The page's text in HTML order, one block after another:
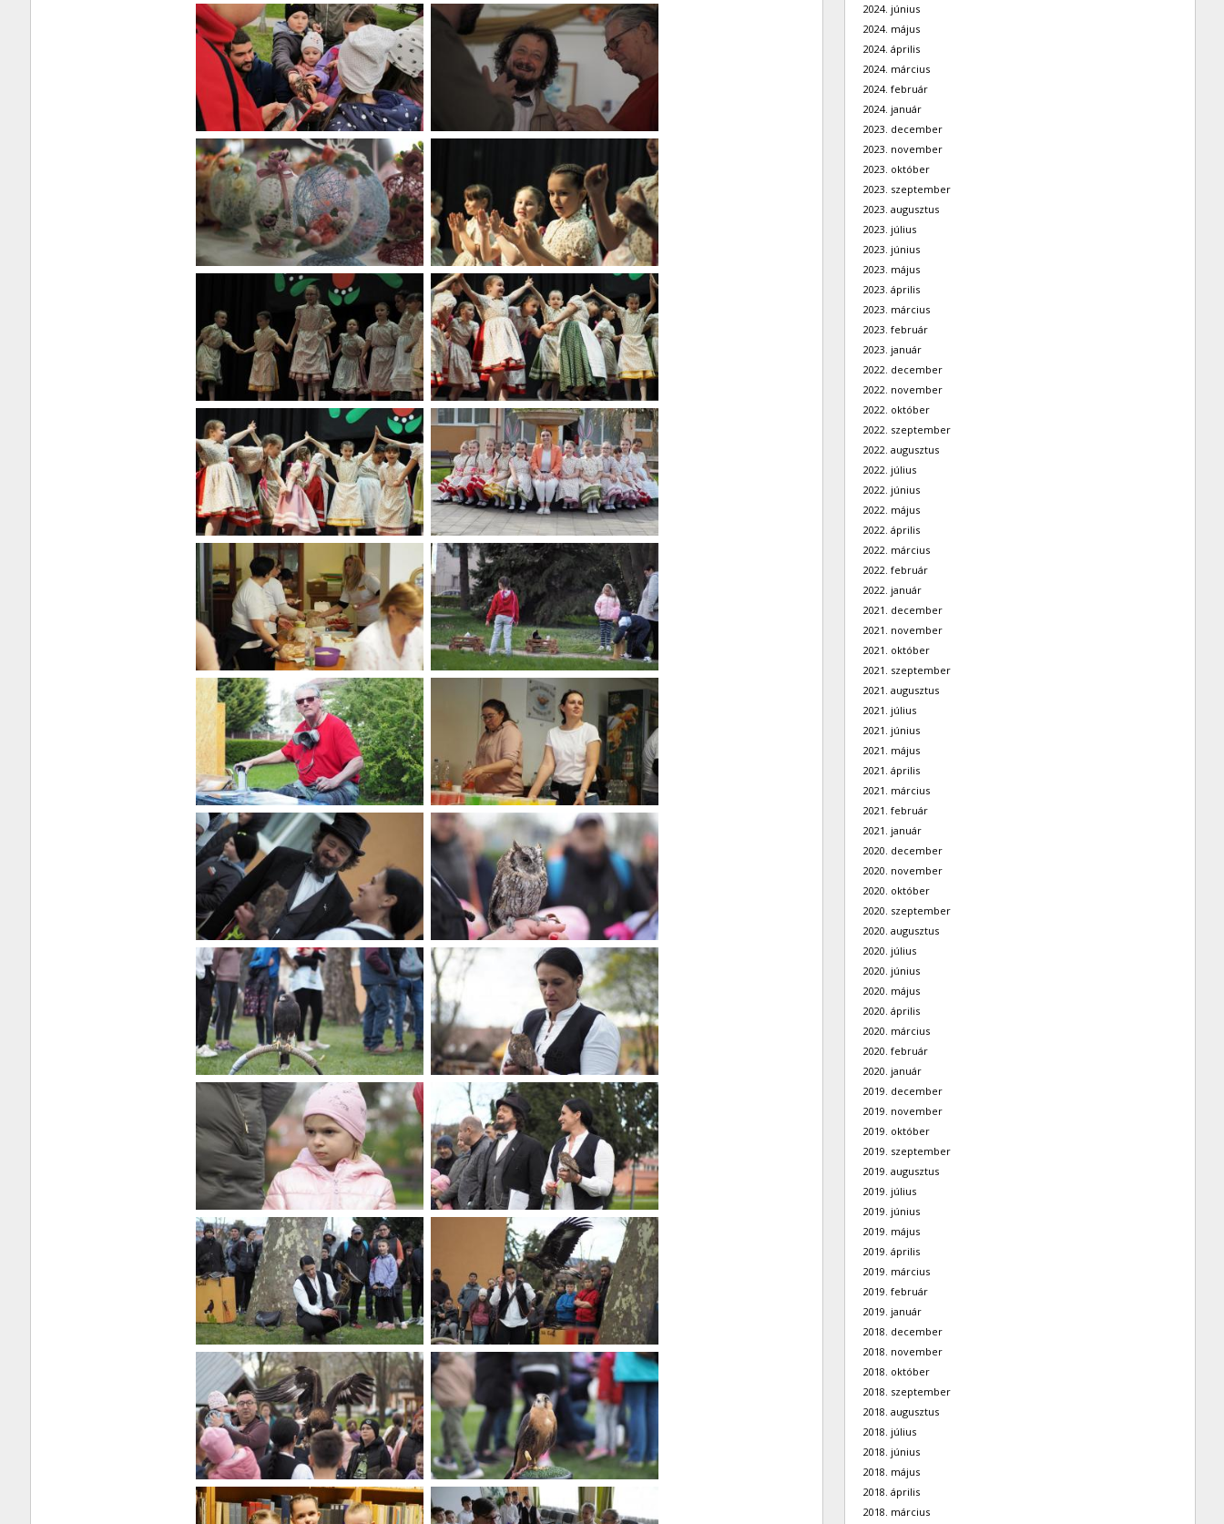
2024. június
2024. május
2024. április
2024. március
2024. február
2024. január
2023. december
2023. november
2023. október
2023. szeptember
2023. augusztus
2023. július
2023. június
2023. május
2023. április
2023. március
2023. február
2023. január
2022. december
2022. november
2022. október
2022. szeptember
2022. augusztus
2022. július
2022. június
2022. május
2022. április
2022. március
2022. február
2022. január
2021. december
2021. november
2021. október
2021. szeptember
2021. augusztus
2021. július
2021. június
2021. május
2021. április
2021. március
2021. február
2021. január
2020. december
2020. november
2020. október
2020. szeptember
2020. augusztus
2020. július
2020. június
2020. május
2020. április
2020. március
2020. február
2020. január
2019. december
2019. november
2019. október
2019. szeptember
2019. augusztus
2019. július
2019. június
2019. május
2019. április
2019. március
2019. február
2019. január
2018. december
2018. november
2018. október
2018. szeptember
2018. augusztus
2018. július
2018. június
2018. május
2018. április
2018. március